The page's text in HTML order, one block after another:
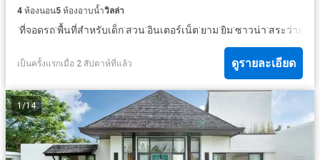
4 ห้องนอน5 ห้องอาบน้ำวิลล่า
·ที่จอดรถ·พื้นที่สำหรับเด็ก·สวน·อินเตอร์เน็ต·ยาม·ยิม·ซาวน่า·สระว่ายน้ำ
เป็นครั้งแรกเมื่อ 2 สัปดาห์ที่แล้ว ดูรายละเอียด
1/14